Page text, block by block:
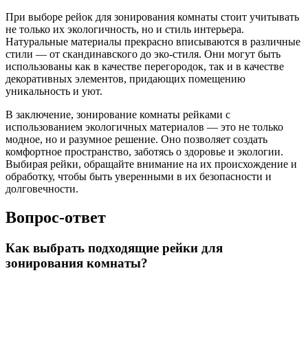
При выборе рейок для зонирования комнаты стоит учитывать
не только их экологичность, но и стиль интерьера.
Натуральные материалы прекрасно вписываются в различные
стили — от скандинавского до эко-стиля. Они могут быть
использованы как в качестве перегородок, так и в качестве
декоративных элементов, придающих помещению
уникальность и уют.
В заключение, зонирование комнаты рейками с
использованием экологичных материалов — это не только
модное, но и разумное решение. Оно позволяет создать
комфортное пространство, заботясь о здоровье и экологии.
Выбирая рейки, обращайте внимание на их происхождение и
обработку, чтобы быть уверенными в их безопасности и
долговечности.
Вопрос-ответ
Как выбрать подходящие рейки для
зонирования комнаты?